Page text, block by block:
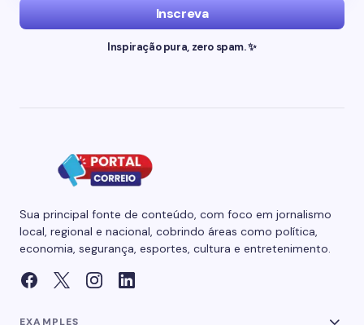
Inscreva
Inspiração pura, zero spam. ✨
Sua principal fonte de conteúdo, com foco em jornalismo
local, regional e nacional, cobrindo áreas como política,
economia, segurança, esportes, cultura e entretenimento.
EXAMPLES